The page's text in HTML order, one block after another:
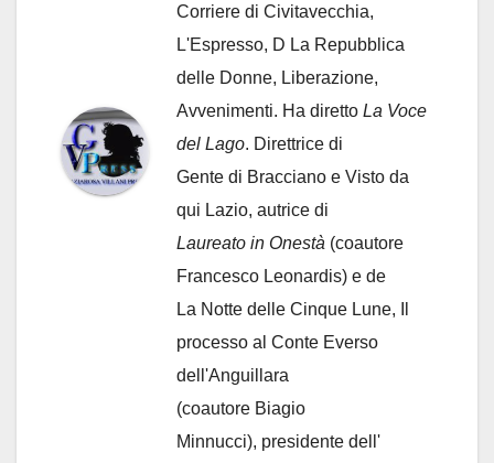
Corriere di Civitavecchia,
L'Espresso, D La Repubblica
delle Donne, Liberazione,
Avvenimenti. Ha diretto La Voce
del Lago. Direttrice di
Gente di Bracciano e Visto da
qui Lazio, autrice di
Laureato in Onestà (coautore
Francesco Leonardis) e de
La Notte delle Cinque Lune, Il
processo al Conte Everso
dell'Anguillara
(coautore Biagio
Minnucci), presidente dell'